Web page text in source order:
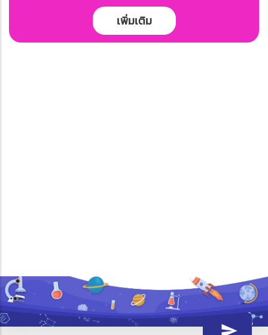
เพิ่มเติม